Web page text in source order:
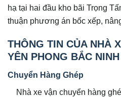
hạ tại hai đầu kho bãi Trọng
thuận phương án bốc xếp,
THÔNG TIN CỦA NHÀ
YÊN PHONG BẮC NINH
Chuyển Hàng Ghép
Nhà xe vận chuyển hàng